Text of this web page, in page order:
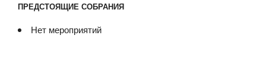
ПРЕДСТОЯЩИЕ СОБРАНИЯ
Нет мероприятий